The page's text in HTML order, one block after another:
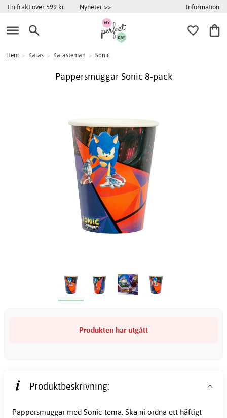
Fri frakt över 599 kr Nyheter >> Information
Hem > Kalas > Kalasteman > Sonic
Pappersmuggar Sonic 8-pack
Produkten har utgått
Produktbeskrivning:
Pappersmuggar med Sonic-tema. Ska ni ordna ett häftigt